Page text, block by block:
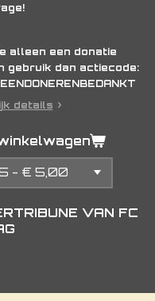
alleen een donatie
gebruik dan actiecode:
details
VAN FC